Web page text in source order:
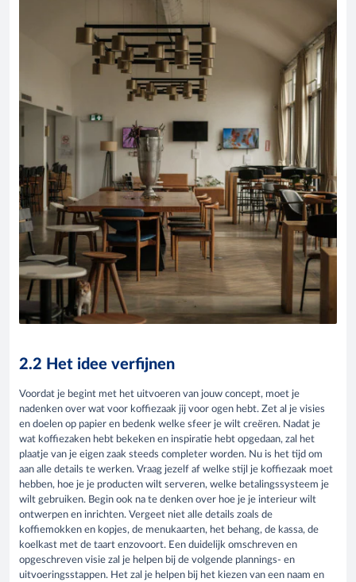
2.2 Het idee verfijnen
Voordat je begint met het uitvoeren van jouw concept, moet je
nadenken over wat voor koffiezaak jij voor ogen hebt. Zet al je visies
en doelen op papier en bedenk welke sfeer je wilt creëren. Nadat je
wat koffiezaken hebt bekeken en inspiratie hebt opgedaan, zal het
plaatje van je eigen zaak steeds completer worden. Nu is het tijd om
aan alle details te werken. Vraag jezelf af welke stijl je koffiezaak moet
hebben, hoe je je producten wilt serveren, welke betalingssysteem je
wilt gebruiken. Begin ook na te denken over hoe je je interieur wilt
ontwerpen en inrichten. Vergeet niet alle details zoals de
koffiemokken en kopjes, de menukaarten, het behang, de kassa, de
koelkast met de taart enzovoort. Een duidelijk omschreven en
opgeschreven visie zal je helpen bij de volgende plannings- en
uitvoeringsstappen. Het zal je helpen bij het kiezen van een naam en